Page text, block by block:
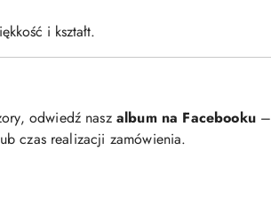
i kształt.
odwiedź nasz album na Facebooku–
czas realizacji zamówienia.